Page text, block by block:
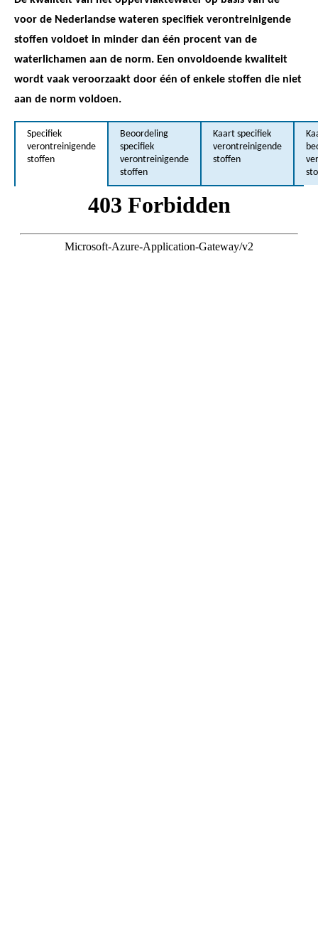
voor de Nederlandse wateren specifiek verontreinigende
stoffen voldoet in minder dan één procent van de
waterlichamen aan de norm. Een onvoldoende kwaliteit
wordt vaak veroorzaakt door één of enkele stoffen die niet
aan de norm voldoen.
Specifiek
verontreinigende
stoffen
Beoordeling
specifiek
verontreinigende
stoffen
Kaart specifiek
verontreinigende
stoffen